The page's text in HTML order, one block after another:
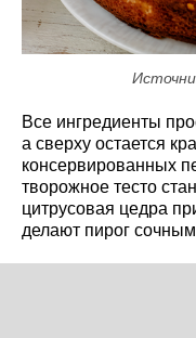
Все ингредиенты
а сверху остается
консервированных
творожное тесто
цитрусовая цедра
делают пирог